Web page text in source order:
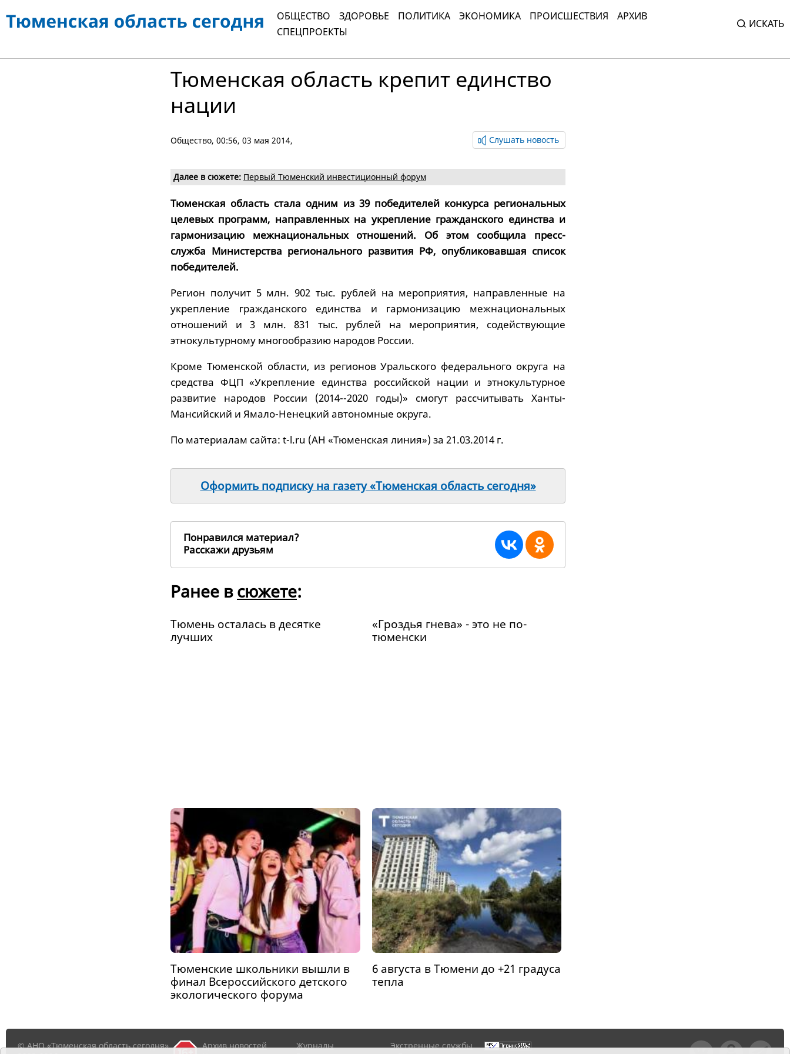
ОБЩЕСТВО ЗДОРОВЬЕ ПОЛИТИКА ЭКОНОМИКА ПРОИСШЕСТВИЯ
АРХИВ
СПЕЦПРОЕКТЫ
ИСКАТЬ
Тюменская область крепит единство
нации
Общество, 00:56, 03 мая 2014, Слушать новость
Далее в сюжете: Первый Тюменский инвестиционный форум
Тюменская область стала одним из 39 победителей конкурса региональных
целевых программ, направленных на укрепление гражданского единства и
гармонизацию межнациональных отношений. Об этом сообщила пресс-
служба Министерства регионального развития РФ, опубликовавшая список
победителей.
Регион получит 5 млн. 902 тыс. рублей на мероприятия, направленные на
укрепление гражданского единства и гармонизацию межнациональных
отношений и 3 млн. 831 тыс. рублей на мероприятия, содействующие
этнокультурному многообразию народов России.
Кроме Тюменской области, из регионов Уральского федерального округа на
средства ФЦП «Укрепление единства российской нации и этнокультурное
развитие народов России (2014--2020 годы)» смогут рассчитывать Ханты-
Мансийский и Ямало-Ненецкий автономные округа.
По материалам сайта: t-l.ru (АН «Тюменская линия») за 21.03.2014 г.
Оформить подписку на газету «Тюменская область сегодня»
Понравился материал?
Расскажи друзьям
Ранее всюжете:
Тюмень осталась в десятке
лучших
«Гроздья гнева» - это не по-
тюменски
Тюменские школьники вышли в
финал Всероссийского детского
экологического форума
6 августа в Тюмени до +21 градуса
тепла
© АНО «Тюменская область сегодня»,
Архив новостей
Журналы
Экстренные службы